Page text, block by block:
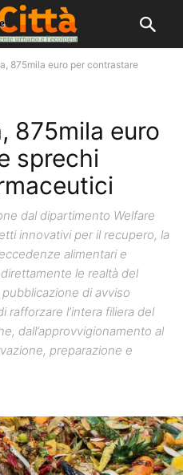
875mila euro per contrastare
875mila euro
sprechi
dal dipartimento Welfare
innovativi per il recupero, la
alimentari e
le realtà del
di avviso
rafforzare l’intera filiera del
dall’approvvigionamento al
preparazione e